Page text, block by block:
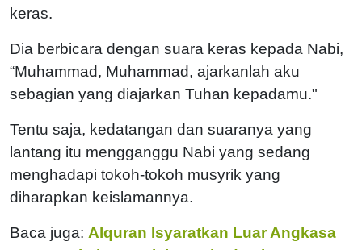
keras.
Dia berbicara dengan suara keras kepada Nabi,
“Muhammad, Muhammad, ajarkanlah aku
sebagian yang diajarkan Tuhan kepadamu."
Tentu saja, kedatangan dan suaranya yang
lantang itu mengganggu Nabi yang sedang
menghadapi tokoh-tokoh musyrik yang
diharapkan keislamannya.
Baca juga: Alquran Isyaratkan Luar Angkasa